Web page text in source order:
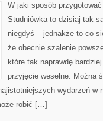
W jaki sposób
Studniówka to dzisiaj tak
niegdyś – jednakże to co
że obecnie szalenie
które tak naprawdę
przyjęcie weselne. Można
wydarzeń w
robić […]